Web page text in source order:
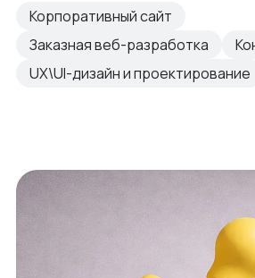
Корпоративный сайт
Заказная веб-разработка
UX\UI-дизайн и проектирование